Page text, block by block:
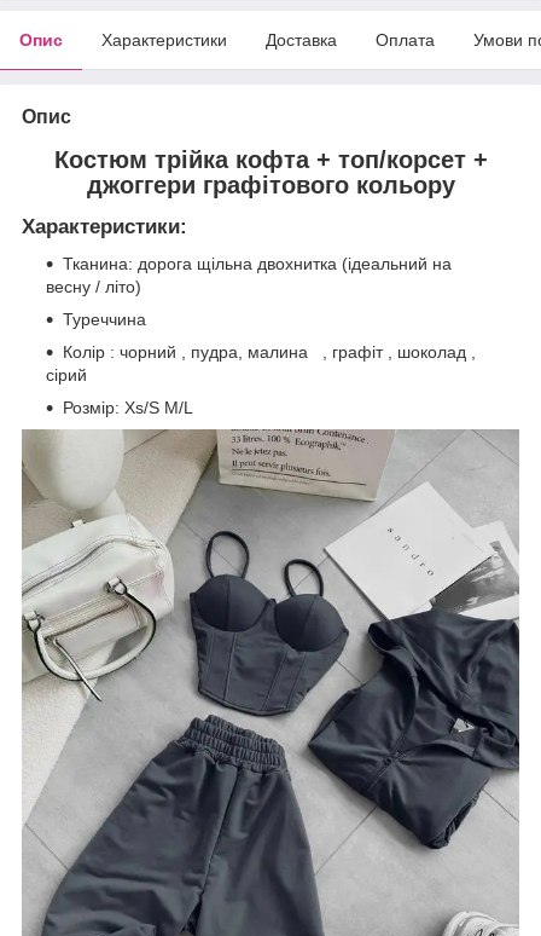
Опис Характеристики Доставка Оплата Умови
Опис
Костюм трійка кофта + топ/корсет +
джоггери графітового кольору
Характеристики:
Тканина: дорога щільна двохнитка (ідеальний на
весну / літо)
Туреччина
Колір : чорний , пудра, малина , графіт , шоколад ,
сірий
Розмір: Xs/S M/L